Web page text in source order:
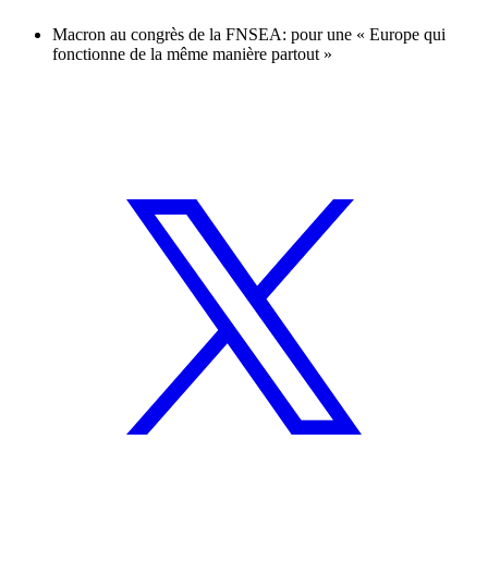
Macron au congrès de la FNSEA: pour une « Europe qui
fonctionne de la même manière partout »